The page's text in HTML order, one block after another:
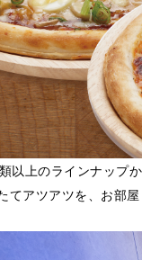
以上のラインナップ
てアツアツを、お部屋